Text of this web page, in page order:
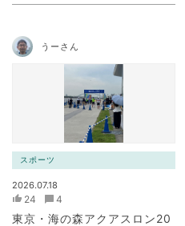
うーさん
スポーツ
2026.07.18
24 4
東京・海の森アクアスロン20